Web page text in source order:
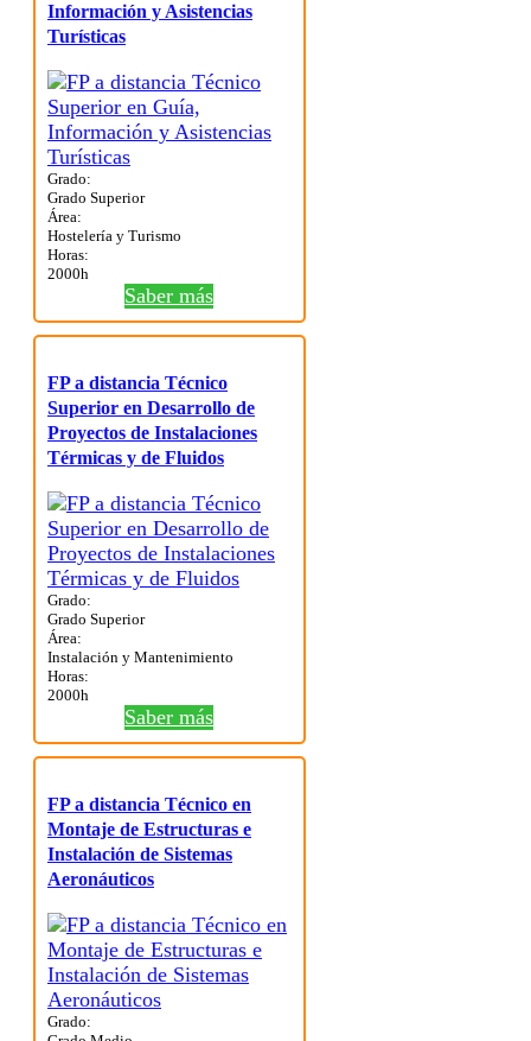
Información y Asistencias
Turísticas
Grado:
Grado Superior
Área:
Hostelería y Turismo
Horas:
2000h
Saber más
FP a distancia Técnico
Superior en Desarrollo de
Proyectos de Instalaciones
Térmicas y de Fluidos
Grado:
Grado Superior
Área:
Instalación y Mantenimiento
Horas:
2000h
Saber más
FP a distancia Técnico en
Montaje de Estructuras e
Instalación de Sistemas
Aeronáuticos
Grado: